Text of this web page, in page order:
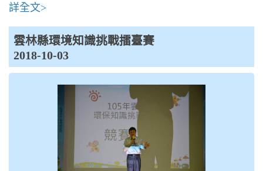
詳全文>
雲林縣環境知識挑戰擂臺賽
2018-10-03